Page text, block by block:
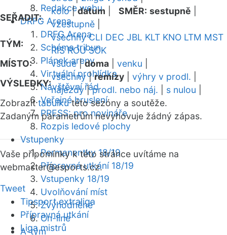
Redakce webu
DRFG Arena
DRFG Arena
Schéma tribun
Plánek areny
Virtuální prohlídka
Návštěvní řád
Veřejné bruslení
PRESS: pro novináře
Rozpis ledové plochy
Vstupenky
Permanentky 18/19
Přípravná utkání 18/19
Vstupenky 18/19
Uvolňování míst
Zvýhodněné
On-line
A-tým
SEŘADIT:
kolo|datum SMĚR: sestupně
vzestupně
TÝM:
všechny CLI DEC JBL KLT KNO LTM MST
RIS ROU SOK
MÍSTO:
všude|doma venku
VÝSLEDKY:
všechny|remízy výhry v prodl.
nájezdy|prodl. nebo náj. s nulou
Zobrazittabulkutéto sezóny a soutěže.
Zadaným parametrům nevyhovuje žádný zápas.
Vaše připomínky k této stránce uvítáme na
webmaster@esports.cz.
Tweet
Tipsport extraliga
Přípravná utkání
Liga mistrů